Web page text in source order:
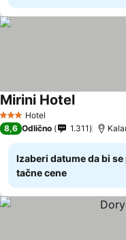
3 Zvezdice
Hotel
Mirini HotelPogledaj
8,6 Odlično 1.311
Izaberi datume da bi
tačne cene